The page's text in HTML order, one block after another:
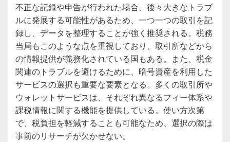
不正な記録や申告が行われた場合、後々大きなトラブ
ルに発展する可能性があるため、一つ一つの取引を記
録し、データを整理することが強く推奨される。税務
当局もこのような点を重視しており、取引所などから
の情報提供が義務化されている国もある。また、税金
関連のトラブルを避けるために、暗号資産を利用した
サービスの選択も重要な要素となる。多くの取引所や
ウォレットサービスは、それぞれ異なるフィー体系や
課税情報に関する機能を提供している。使い方次第
で、税負担を軽減することも可能なため、選択の際は
事前のリサーチが欠かせない。